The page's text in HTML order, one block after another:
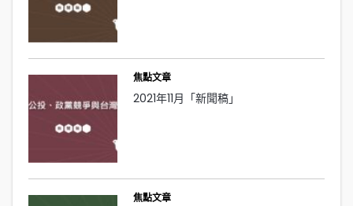
焦點文章
2021年11月「新聞稿」
焦點文章